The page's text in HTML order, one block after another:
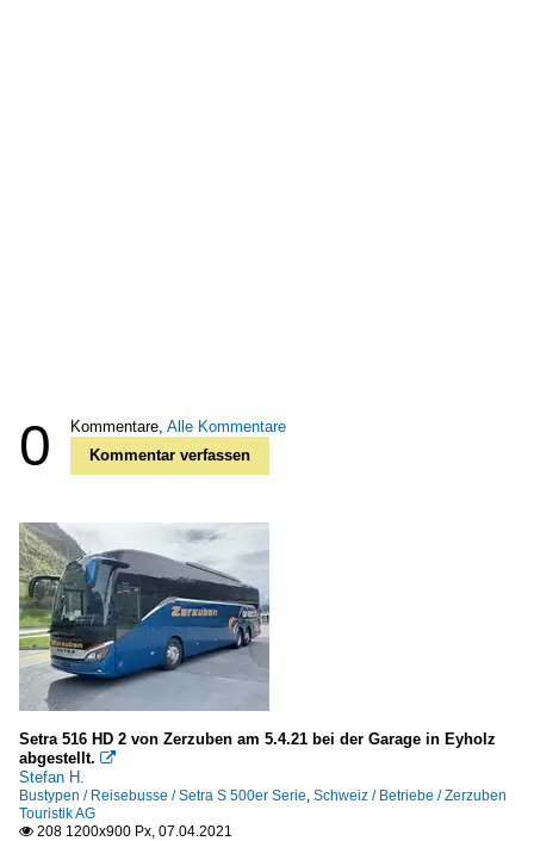
0 Kommentare, Alle Kommentare
Kommentar verfassen
Setra 516 HD 2 von Zerzuben am 5.4.21 bei der Garage in Eyholz
abgestellt. 
Stefan H.
Bustypen / Reisebusse / Setra S 500er Serie, Schweiz / Betriebe / Zerzuben
Touristik AG
 208 1200x900 Px, 07.04.2021